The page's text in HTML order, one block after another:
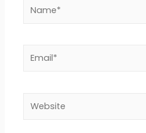
Name*
Email*
Website